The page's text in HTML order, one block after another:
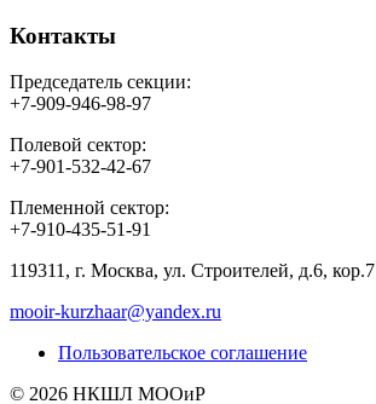
Контакты
Председатель секции:
+7-909-946-98-97
Полевой сектор:
+7-901-532-42-67
Племенной сектор:
+7-910-435-51-91
119311, г. Москва, ул. Строителей, д.6, кор.7
mooir-kurzhaar@yandex.ru
Пользовательское соглашение
© 2026 НКШЛ МООиР